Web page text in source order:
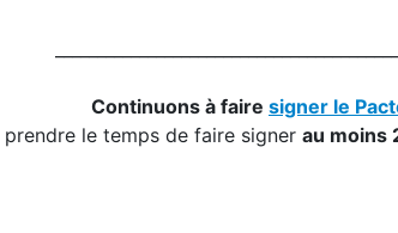
Continuons à faire signer le
le temps de faire signer au moins